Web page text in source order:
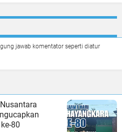
jawab komentator seperti diatur
80